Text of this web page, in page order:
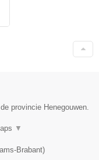
provincie Henegouwen.
▼
Brabant)